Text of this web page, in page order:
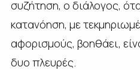
συζήτηση, ο διάλογος,
κατανόηση, με
αφορισμούς, βοηθάει,
δυο πλευρές.